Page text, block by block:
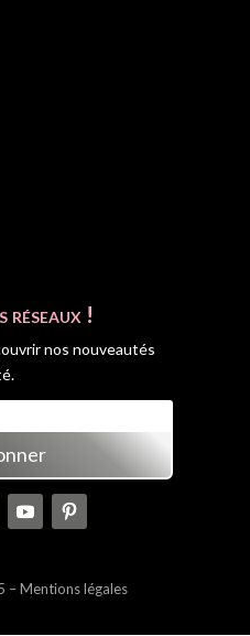
réseaux !
nos nouveautés
–Mentions légales